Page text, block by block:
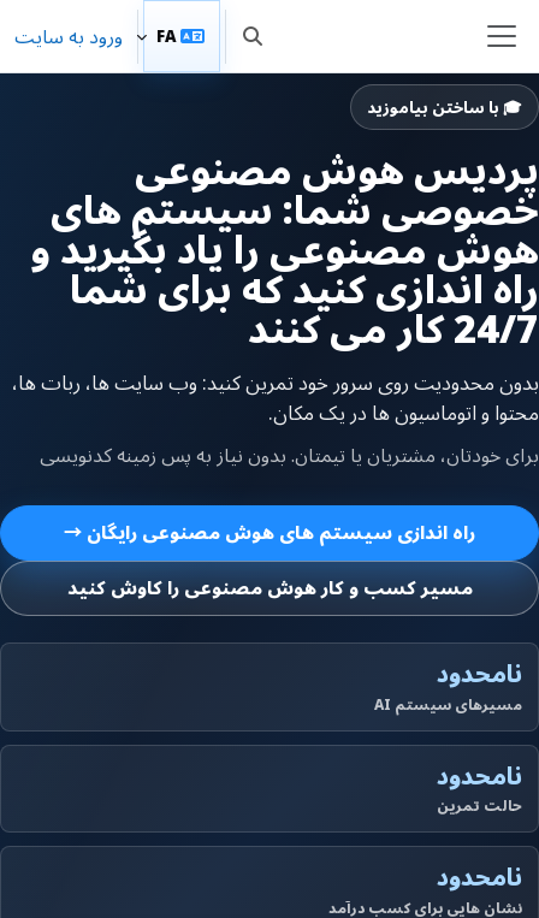
پنل کناری Toggle search input
FA ورود به سایت
🎓 با ساختن بیاموزید
پردیس هوش مصنوعی
خصوصی شما: سیستم های
هوش مصنوعی را یاد بگیرید و
راه اندازی کنید که برای شما
24/7 کار می کنند
بدون محدودیت روی سرور خود تمرین کنید: وب سایت ها، ربات ها،
محتوا و اتوماسیون ها در یک مکان.
برای خودتان، مشتریان یا تیمتان. بدون نیاز به پس زمینه کدنویسی
راه اندازی سیستم های هوش مصنوعی رایگان →
مسیر کسب و کار هوش مصنوعی را کاوش کنید
نامحدود
مسیرهای سیستم AI
نامحدود
حالت تمرین
نامحدود
نشان هایی برای کسب درآمد